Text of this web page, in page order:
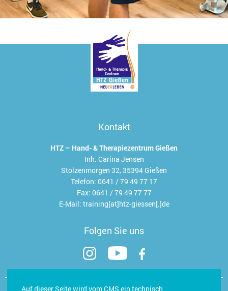
Auf dieser Seite wird vom CMS ein technisch
Kontakt
HTZ – Hand- & Therapiezentrum Gießen
Inh. Carina Jensen
Stolzenmorgen 32, 35394 Gießen
Telefon: 0641 / 79 49 77 17
Fax: 0641 / 79 49 77 77
E-Mail: training[at]htz-giessen[.]de
Folgen Sie uns
Kontakt